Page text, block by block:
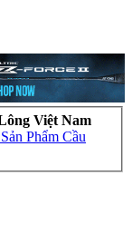
Việt Nam
Phẩm Cầu